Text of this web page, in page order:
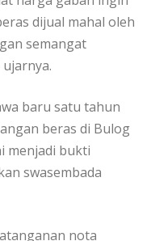
dijual mahal oleh
semangat
baru satu tahun
beras di Bulog
menjadi bukti
swasembada
nota